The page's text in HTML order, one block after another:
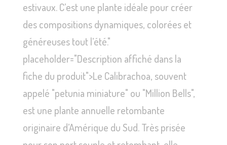
estivaux. C’est une plante idéale pour créer
des compositions dynamiques, colorées et
généreuses tout l’été."
placeholder="Description affiché dans la
fiche du produit">Le Calibrachoa, souvent
appelé "petunia miniature" ou "Million Bells",
est une plante annuelle retombante
originaire d’Amérique du Sud. Très prisée